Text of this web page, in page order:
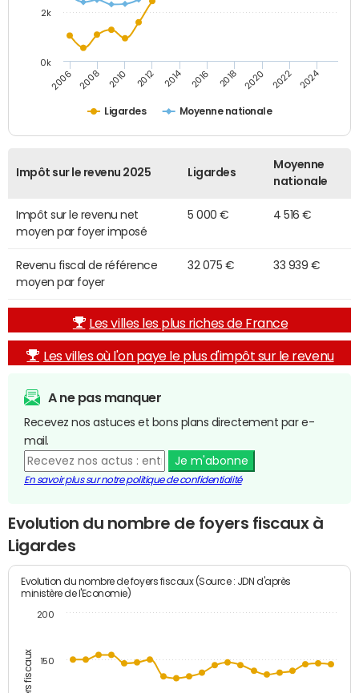
Ligardes Moyenne nationale
2006 2008 2010 2012 2014 2016 2018 2020 2022 2024
0k
2k
Impôt sur le revenu 2025 Ligardes
Moyenne
nationale
Impôt sur le revenu net
moyen par foyer imposé
5 000 € 4 516 €
Revenu fiscal de référence
moyen par foyer
32 075 € 33 939 €
Les villes les plus riches de France
Les villes où l'on paye le plus d'impôt sur le revenu
A ne pas manquer
Recevez nos astuces et bons plans directement par e-
mail.
Je m'abonne
En savoir plus sur notre politique de confidentialité
Evolution du nombre de foyers fiscaux à
Ligardes
Evolution du nombre de foyers fiscaux (Source : JDN d'après
ministère de l'Economie)
150
200